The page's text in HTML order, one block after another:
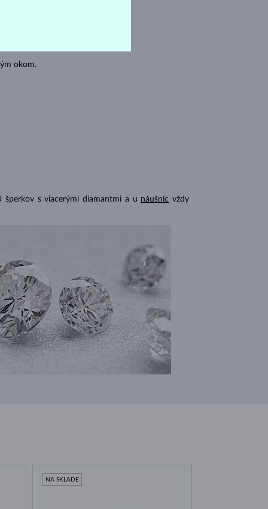
okom.
šperkov s viacerými diamantmi a u náušníc vždy
NA SKLADE